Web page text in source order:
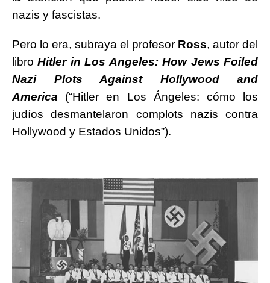
nazis y fascistas.
Pero lo era, subraya el profesor Ross, autor del
libroHitler in LosAngeles: How Jews Foiled
Nazi Plots Against Hollywood and
America (“Hitler en Los Ángeles: cómo los
judíos desmantelaron complots nazis contra
Hollywood y Estados Unidos”).